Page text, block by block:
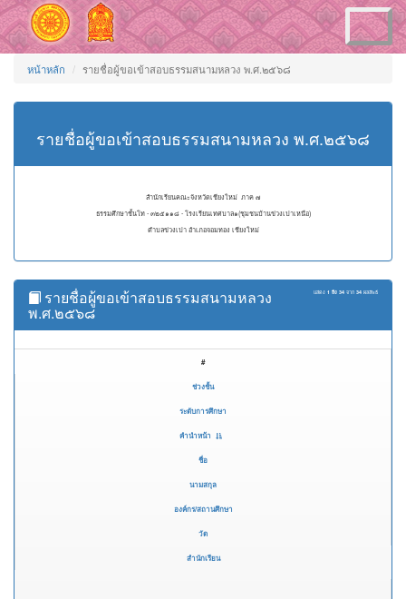
Toggle
navigation
หน้าหลัก รายชื่อผู้ขอเข้าสอบธรรมสนามหลวง พ.ศ.๒๕๖๘
รายชื่อผู้ขอเข้าสอบธรรมสนามหลวง พ.ศ.๒๕๖๘
สำนักเรียนคณะจังหวัดเชียงใหม่ ภาค ๗
ธรรมศึกษาชั้นโท - ๓๒๕๑๑๘ - โรงเรียนเทศบาล๑(ชุมชนบ้านข่วงเปาเหนือ)
ตำบลข่วงเปา อำเภอจอมทอง เชียงใหม่
แสดง 1 ถึง 34 จาก 34 ผลลัพธ์
รายชื่อผู้ขอเข้าสอบธรรมสนามหลวง
พ.ศ.๒๕๖๘
#
ช่วงชั้น
ระดับการศึกษา
คำนำหน้า
ชื่อ
นามสกุล
องค์กร/สถานศึกษา
วัด
สำนักเรียน